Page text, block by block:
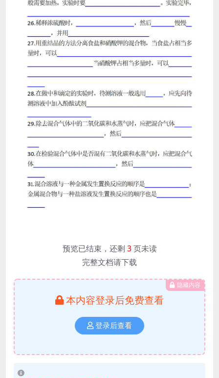
预览已结束，还剩 3页未读
完整文档请下载
隐藏内容
本内容登录后免费查看
登录后查看